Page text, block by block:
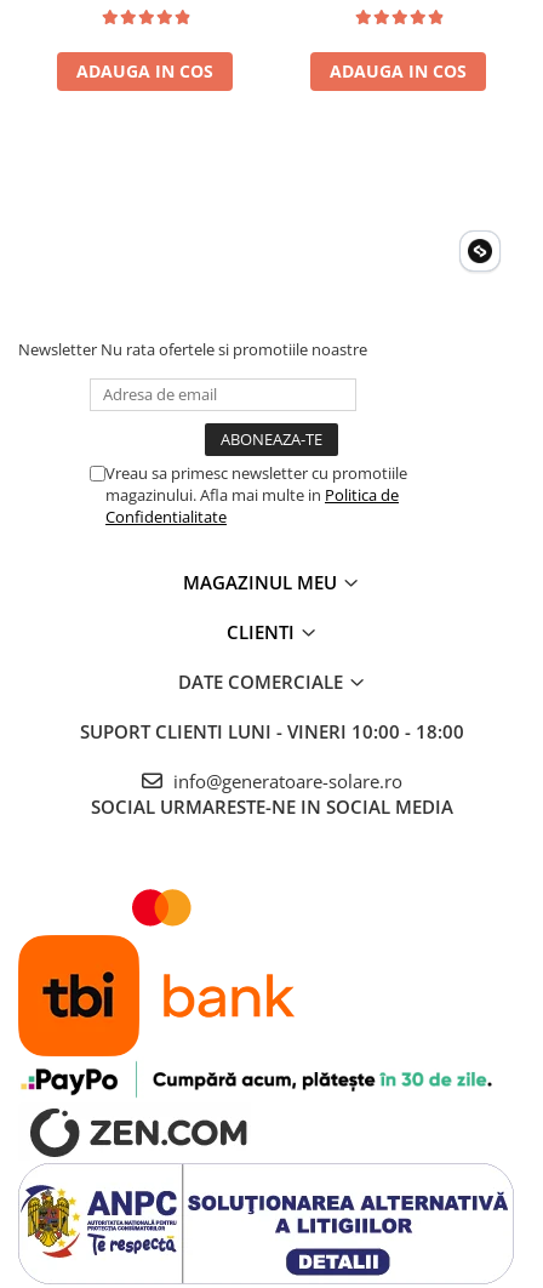
ADAUGA IN COS ADAUGA IN COS
Newsletter Nu rata ofertele si promotiile noastre
Vreau sa primesc newsletter cu promotiile
magazinului. Afla mai multe in Politica de
Confidentialitate
MAGAZINUL MEU
CLIENTI
DATE COMERCIALE
SUPORT CLIENTI LUNI - VINERI 10:00 - 18:00
info@generatoare-solare.ro
SOCIAL URMARESTE-NE IN SOCIAL MEDIA